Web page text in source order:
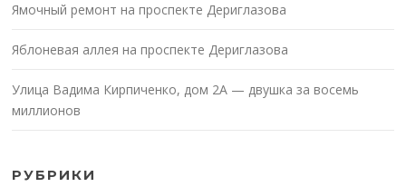
Ямочный ремонт на проспекте Дериглазова
Яблоневая аллея на проспекте Дериглазова
Улица Вадима Кирпиченко, дом 2А — двушка за восемь
миллионов
РУБРИКИ